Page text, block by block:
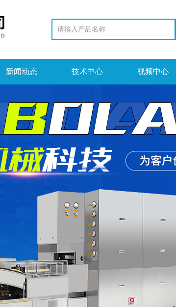
新闻动态 技术中心 视频中心